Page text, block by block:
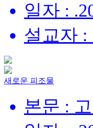
일자 :
설교자 :
새로운 피조물
본문 :